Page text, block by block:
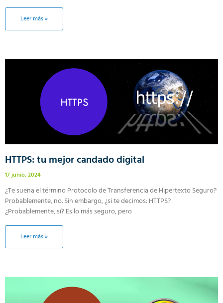
Leer más »
HTTPS: tu mejor candado digital
17 junio, 2024
¿Te suena el término Protocolo de Transferencia de Hipertexto Seguro?
Probablemente, no. Sin embargo, ¿si te decimos: HTTPS?
¿Probablemente, sí? Es lo más seguro, pero
Leer más »